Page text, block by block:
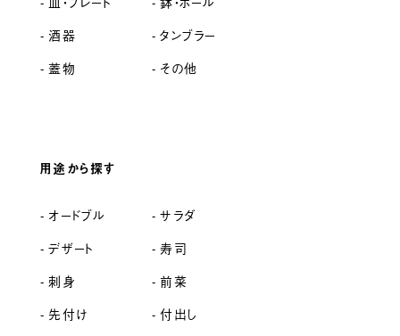
酒器
タンブラー
蓋物
その他
用途から探す
オードブル
サラダ
デザート
寿司
刺身
前菜
先付け
付出し